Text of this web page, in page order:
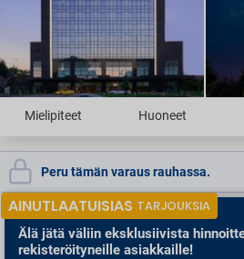
Mielipiteet Huoneet
Peru tämän varaus rauhassa.
AINUTLAATUISIAS TARJOUKSIA
Älä jätä väliin eksklusiivista
rekisteröityneille asiakkaille!